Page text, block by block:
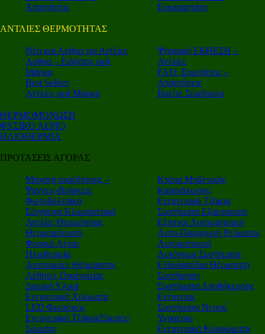
Απαντήσεις
Εγκαταστάτη
ΑΝΤΛΙΕΣ ΘΕΡΜΟΤΗΤΑΣ
Nέα και Αρθρα για Αντλίες
Αρθρα – Ειδήσεις ανά
Μάρκα
Best Sellers
Αντλίες ανά Μάρκα
Ψηφιακή ΕΚΘΕΣΗ –
Αντλίες
FAQ: Ερωτήσεις –
Απαντήσεις
Βρείτε Σύμβουλο
ΘΕΡΜΟΜΟΝΩΣΗ
ΦΥΣΙΚΟ ΑΕΡΙΟ
ΗΛΙΟΘΕΡΜΙΑ
ΠΡΟΤΑΣΕΙΣ ΑΓΟΡΑΣ
Μηχανή αναζήτησης –
Ψάχνεις-Βρίσκεις
Φωτοβολταϊκά
Σύγχρονα Κλιματιστικά
Αντλίες Θερμότητας
Θερμομόνωση
Φυσικό Αέριο
Ηλιοθερμία
Αυτονομίες Θέρμανσης
Λέβητες Οικονομίας
Δομικά Υλικά
Ενεργειακά Χρώματα
LED Φωτισμός
Ενεργειακά Τζάκια/Σόμπες/
Σώματα
Κτίρια Μηδενικής
Κατανάλωσης
Ενεργειακά Τζάμια
Συστήματα Εξαερισμού
Εξυπνοι Αυτοματισμοί
Αυτο-Παραγωγή Ρεύματος
Αυτοματισμοί
Αυτόνομα Συστήματα
Ενδοδαπέδια Θέρμανση
Συντήρηση
Συστήματα Αποθήκευσης
Ενέργειας
Συστήματα Νερού
Υγραέριο
Ενεργειακά Κουφώματα